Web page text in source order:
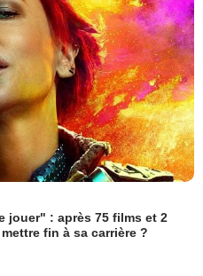
jouer" : après 75 films et 2
fin à sa carrière ?